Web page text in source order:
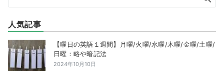
人気記事
【曜日の英語１週間】月曜/火曜/水曜/木曜/金曜/土曜/
日曜：略や暗記法
2024年10月10日